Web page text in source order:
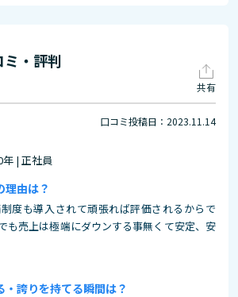
・評判
共有
口コミ投稿日：2023.11.14
| 正社員
理由は？
度も導入されて頑張れば評価されるからで
も売上は極端にダウンする事無くて安定、安
誇りを持てる瞬間は？